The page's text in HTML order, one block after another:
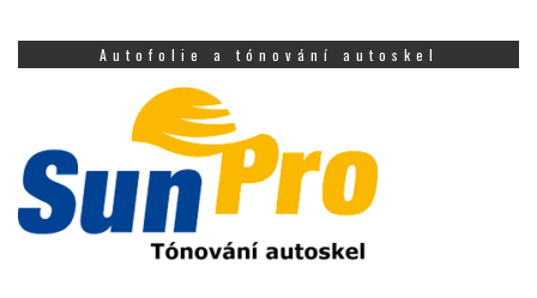
Autofolie a tónování autoskel